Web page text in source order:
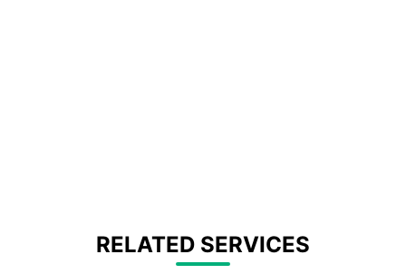
RELATED SERVICES